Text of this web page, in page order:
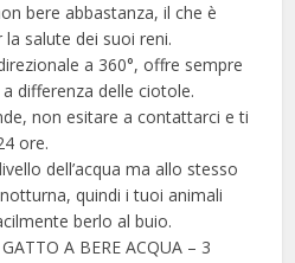
bere abbastanza, il che è
salute dei suoi reni.
a 360°, offre sempre
differenza delle ciotole.
non esitare a contattarci e ti
ore.
dell’acqua ma allo stesso
quindi i tuoi animali
berlo al buio.
A BERE ACQUA – 3